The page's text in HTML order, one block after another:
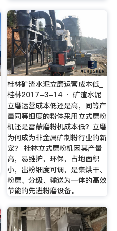
桂林矿渣水泥立磨运营成本低_
桂林2017-3-14 · 矿渣水泥
立磨运营成本低还是高，同等产
量同等细度的粉体采用立式磨粉
机还是雷蒙磨粉机成本低？立磨
为何成为非金属矿制粉行业的新
宠？ 桂林立式磨粉机因其产量
高，易维护，环保，占地面积
小，出粉细度可调，是集烘干、
粉磨、分级、输送为一体的高效
节能的先进粉磨设备。